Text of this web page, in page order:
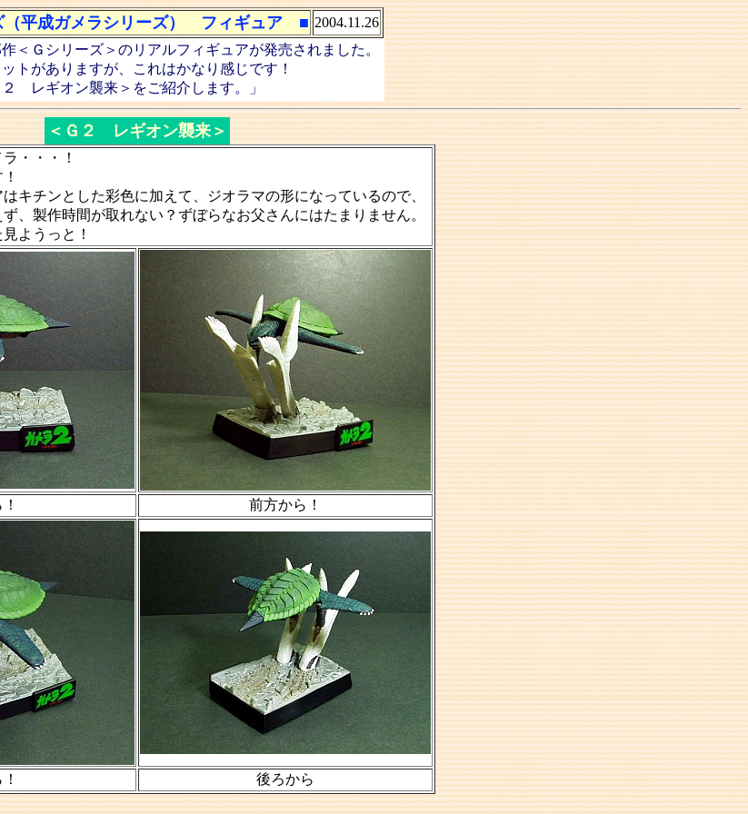
平成ガメラシリーズ） フィギュア ■ 2004.11.26
作＜Ｇシリーズ＞のリアルフィギュアが発売されました。
トがありますが、これはかなり感じです！
レギオン襲来＞をご紹介します。」
＜Ｇ２ レギオン襲来＞
・・・！
キチンとした彩色に加えて、ジオラマの形になっているので、
、製作時間が取れない？ずぼらなお父さんにはたまりません。
ようっと！
前方から！
後ろから